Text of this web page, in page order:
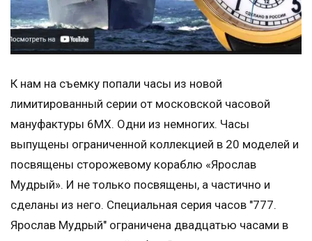
К нам на съемку попали часы из новой
лимитированный серии от московской часовой
мануфактуры 6МХ. Одни из немногих. Часы
выпущены ограниченной коллекцией в 20 моделей и
посвящены сторожевому кораблю «Ярослав
Мудрый». И не только посвящены, а частично и
сделаны из него. Специальная серия часов "777.
Ярослав Мудрый" ограничена двадцатью часами в